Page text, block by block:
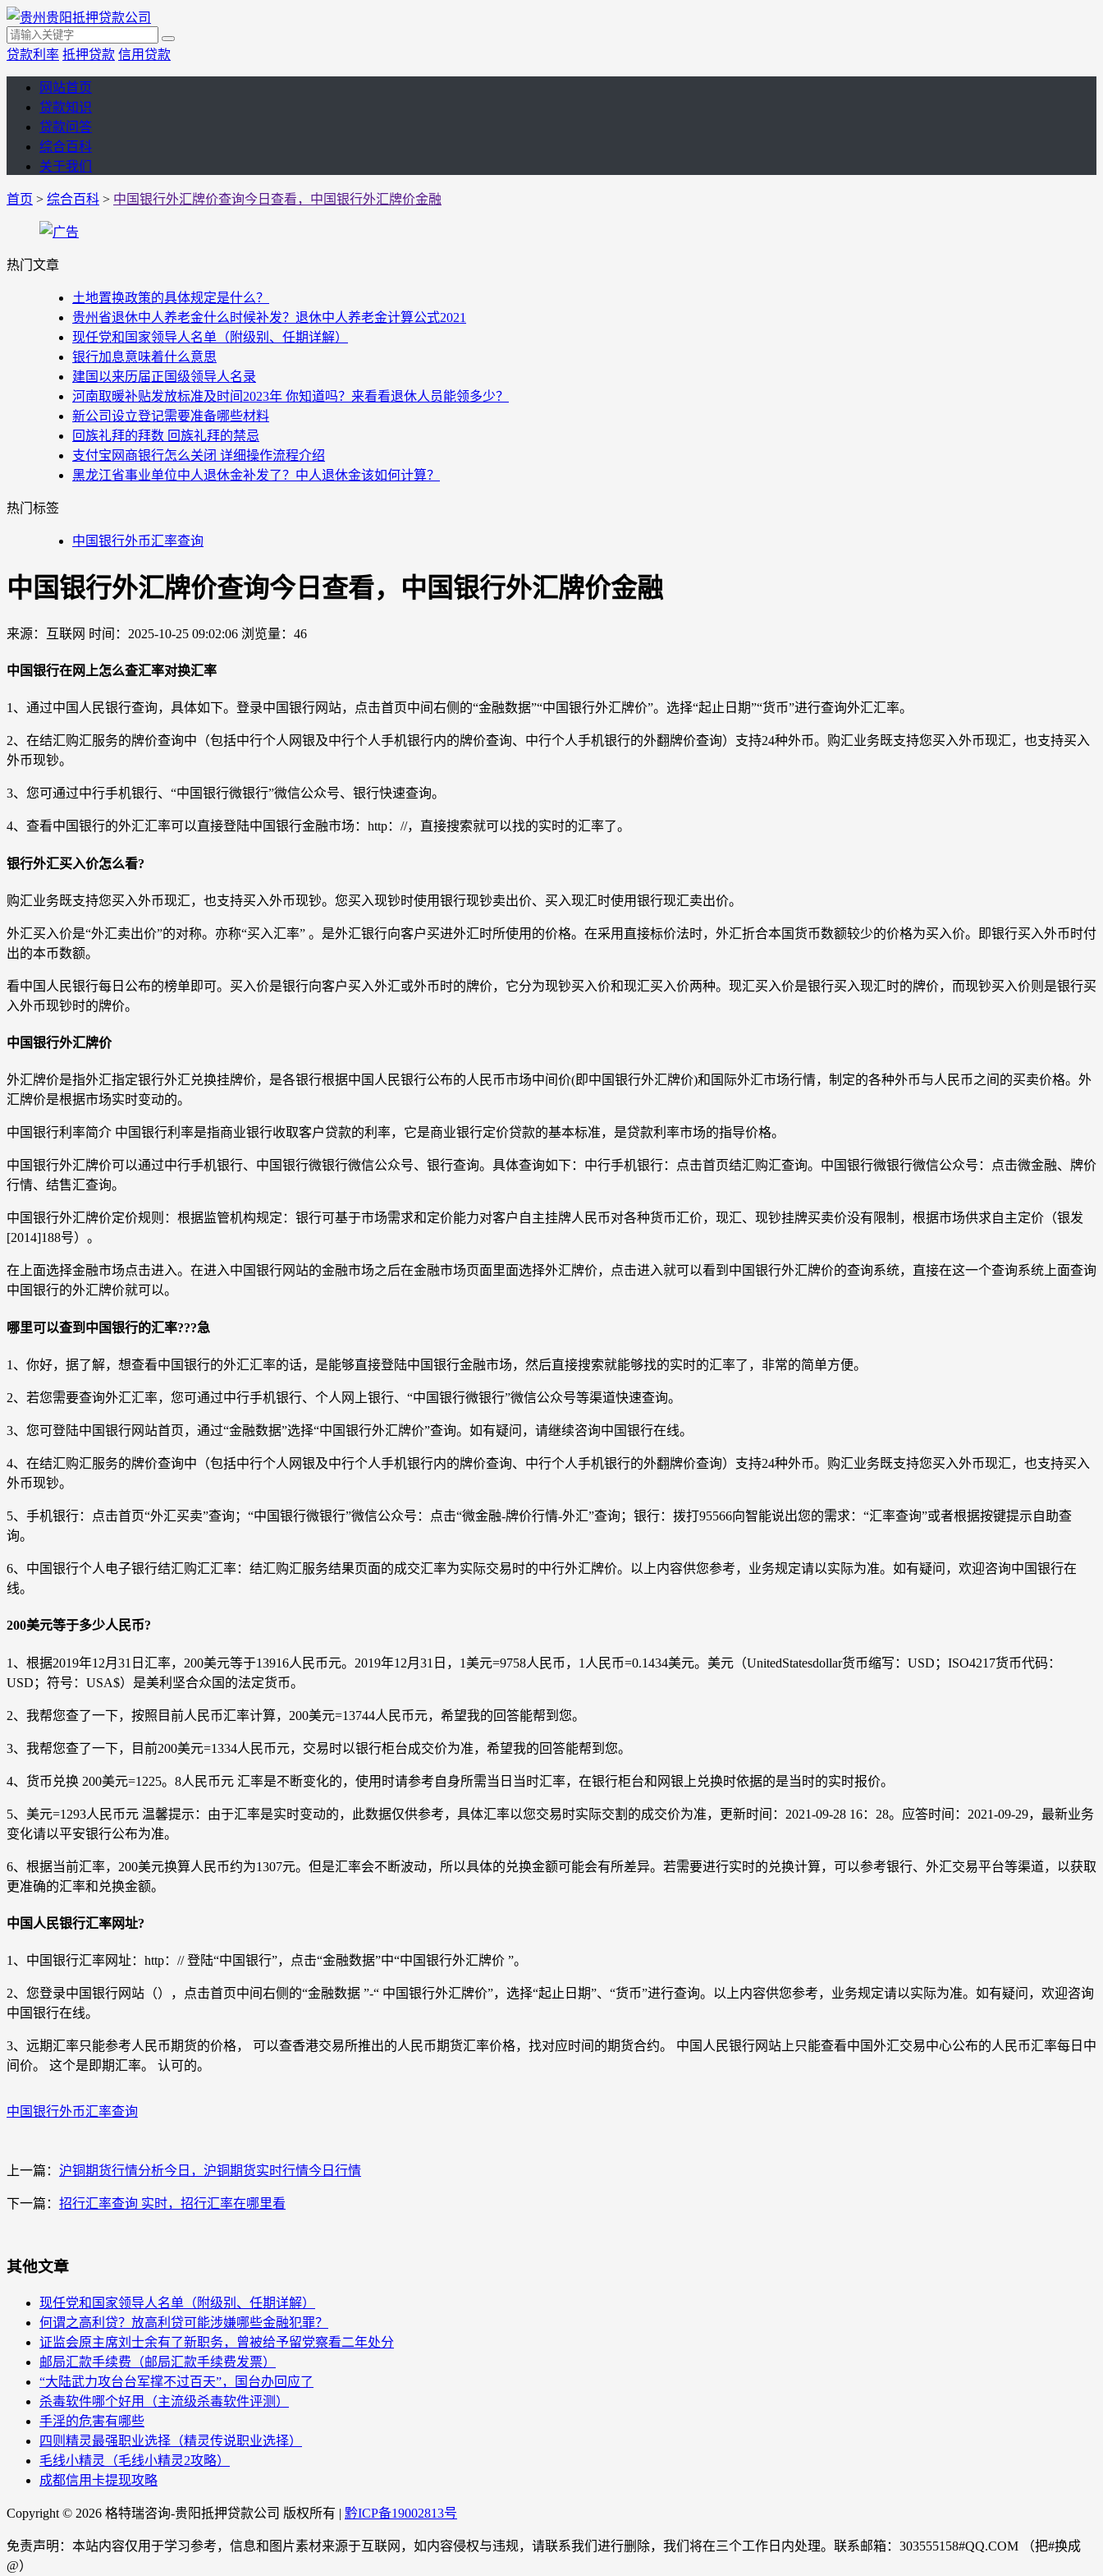
贷款利率 抵押贷款 信用贷款
网站首页
贷款知识
贷款问答
综合百科
关于我们
首页 > 综合百科 > 中国银行外汇牌价查询今日查看，中国银行外汇牌价金融
热门文章
土地置换政策的具体规定是什么？
贵州省退休中人养老金什么时候补发？退休中人养老金计算公式2021
现任党和国家领导人名单（附级别、任期详解）
银行加息意味着什么意思
建国以来历届正国级领导人名录
河南取暖补贴发放标准及时间2023年 你知道吗？来看看退休人员能领多少？
新公司设立登记需要准备哪些材料
回族礼拜的拜数 回族礼拜的禁忌
支付宝网商银行怎么关闭 详细操作流程介绍
黑龙江省事业单位中人退休金补发了？中人退休金该如何计算？
热门标签
中国银行外币汇率查询
中国银行外汇牌价查询今日查看，中国银行外汇牌价金融
来源：互联网 时间：2025-10-25 09:02:06 浏览量：46
中国银行在网上怎么查汇率对换汇率
1、通过中国人民银行查询，具体如下。登录中国银行网站，点击首页中间右侧的“金融数据”“中国银行外汇牌价”。选择“起止日期”“货币”进行查询外汇汇率。
2、在结汇购汇服务的牌价查询中（包括中行个人网银及中行个人手机银行内的牌价查询、中行个人手机银行的外翻牌价查询）支持24种外币。购汇业务既支持您买入外币现汇，也支持买入
外币现钞。
3、您可通过中行手机银行、“中国银行微银行”微信公众号、银行快速查询。
4、查看中国银行的外汇汇率可以直接登陆中国银行金融市场：http：//，直接搜索就可以找的实时的汇率了。
银行外汇买入价怎么看?
购汇业务既支持您买入外币现汇，也支持买入外币现钞。您买入现钞时使用银行现钞卖出价、买入现汇时使用银行现汇卖出价。
外汇买入价是“外汇卖出价”的对称。亦称“买入汇率” 。是外汇银行向客户买进外汇时所使用的价格。在采用直接标价法时，外汇折合本国货币数额较少的价格为买入价。即银行买入外币时付
出的本币数额。
看中国人民银行每日公布的榜单即可。买入价是银行向客户买入外汇或外币时的牌价，它分为现钞买入价和现汇买入价两种。现汇买入价是银行买入现汇时的牌价，而现钞买入价则是银行买
入外币现钞时的牌价。
中国银行外汇牌价
外汇牌价是指外汇指定银行外汇兑换挂牌价，是各银行根据中国人民银行公布的人民币市场中间价(即中国银行外汇牌价)和国际外汇市场行情，制定的各种外币与人民币之间的买卖价格。外
汇牌价是根据市场实时变动的。
中国银行利率简介 中国银行利率是指商业银行收取客户贷款的利率，它是商业银行定价贷款的基本标准，是贷款利率市场的指导价格。
中国银行外汇牌价可以通过中行手机银行、中国银行微银行微信公众号、银行查询。具体查询如下：中行手机银行：点击首页结汇购汇查询。中国银行微银行微信公众号：点击微金融、牌价
行情、结售汇查询。
中国银行外汇牌价定价规则：根据监管机构规定：银行可基于市场需求和定价能力对客户自主挂牌人民币对各种货币汇价，现汇、现钞挂牌买卖价没有限制，根据市场供求自主定价（银发
[2014]188号）。
在上面选择金融市场点击进入。在进入中国银行网站的金融市场之后在金融市场页面里面选择外汇牌价，点击进入就可以看到中国银行外汇牌价的查询系统，直接在这一个查询系统上面查询
中国银行的外汇牌价就可以。
哪里可以查到中国银行的汇率???急
1、你好，据了解，想查看中国银行的外汇汇率的话，是能够直接登陆中国银行金融市场，然后直接搜索就能够找的实时的汇率了，非常的简单方便。
2、若您需要查询外汇汇率，您可通过中行手机银行、个人网上银行、“中国银行微银行”微信公众号等渠道快速查询。
3、您可登陆中国银行网站首页，通过“金融数据”选择“中国银行外汇牌价”查询。如有疑问，请继续咨询中国银行在线。
4、在结汇购汇服务的牌价查询中（包括中行个人网银及中行个人手机银行内的牌价查询、中行个人手机银行的外翻牌价查询）支持24种外币。购汇业务既支持您买入外币现汇，也支持买入
外币现钞。
5、手机银行：点击首页“外汇买卖”查询；“中国银行微银行”微信公众号：点击“微金融-牌价行情-外汇”查询；银行：拨打95566向智能说出您的需求：“汇率查询”或者根据按键提示自助查
询。
6、中国银行个人电子银行结汇购汇汇率：结汇购汇服务结果页面的成交汇率为实际交易时的中行外汇牌价。以上内容供您参考，业务规定请以实际为准。如有疑问，欢迎咨询中国银行在
线。
200美元等于多少人民币?
1、根据2019年12月31日汇率，200美元等于13916人民币元。2019年12月31日，1美元=9758人民币，1人民币=0.1434美元。美元（UnitedStatesdollar货币缩写：USD；ISO4217货币代码：
USD；符号：USA$）是美利坚合众国的法定货币。
2、我帮您查了一下，按照目前人民币汇率计算，200美元=13744人民币元，希望我的回答能帮到您。
3、我帮您查了一下，目前200美元=1334人民币元，交易时以银行柜台成交价为准，希望我的回答能帮到您。
4、货币兑换 200美元=1225。8人民币元 汇率是不断变化的，使用时请参考自身所需当日当时汇率，在银行柜台和网银上兑换时依据的是当时的实时报价。
5、美元=1293人民币元 温馨提示：由于汇率是实时变动的，此数据仅供参考，具体汇率以您交易时实际交割的成交价为准，更新时间：2021-09-28 16：28。应答时间：2021-09-29，最新业务
变化请以平安银行公布为准。
6、根据当前汇率，200美元换算人民币约为1307元。但是汇率会不断波动，所以具体的兑换金额可能会有所差异。若需要进行实时的兑换计算，可以参考银行、外汇交易平台等渠道，以获取
更准确的汇率和兑换金额。
中国人民银行汇率网址?
1、中国银行汇率网址：http：// 登陆“中国银行”，点击“金融数据”中“中国银行外汇牌价 ”。
2、您登录中国银行网站（），点击首页中间右侧的“金融数据 ”-“ 中国银行外汇牌价”，选择“起止日期”、“货币”进行查询。以上内容供您参考，业务规定请以实际为准。如有疑问，欢迎咨询
中国银行在线。
3、远期汇率只能参考人民币期货的价格， 可以查香港交易所推出的人民币期货汇率价格，找对应时间的期货合约。 中国人民银行网站上只能查看中国外汇交易中心公布的人民币汇率每日中
间价。 这个是即期汇率。 认可的。
中国银行外币汇率查询
上一篇： 沪铜期货行情分析今日，沪铜期货实时行情今日行情
下一篇： 招行汇率查询 实时，招行汇率在哪里看
其他文章
现任党和国家领导人名单（附级别、任期详解）
何谓之高利贷？放高利贷可能涉嫌哪些金融犯罪？
证监会原主席刘士余有了新职务，曾被给予留党察看二年处分
邮局汇款手续费（邮局汇款手续费发票）
“大陆武力攻台台军撑不过百天”，国台办回应了
杀毒软件哪个好用（主流级杀毒软件评测）
手淫的危害有哪些
四则精灵最强职业选择（精灵传说职业选择）
毛线小精灵（毛线小精灵2攻略）
成都信用卡提现攻略
Copyright © 2026 格特瑞咨询-贵阳抵押贷款公司 版权所有 | 黔ICP备19002813号
免责声明：本站内容仅用于学习参考，信息和图片素材来源于互联网，如内容侵权与违规，请联系我们进行删除，我们将在三个工作日内处理。联系邮箱：303555158#QQ.COM （把#换成
@）